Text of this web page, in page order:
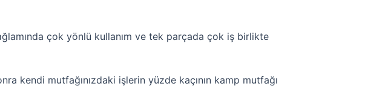
çok yönlü kullanım ve tek parçada çok iş birlikte
kendi mutfağınızdaki işlerin yüzde kaçının kamp mutfağı